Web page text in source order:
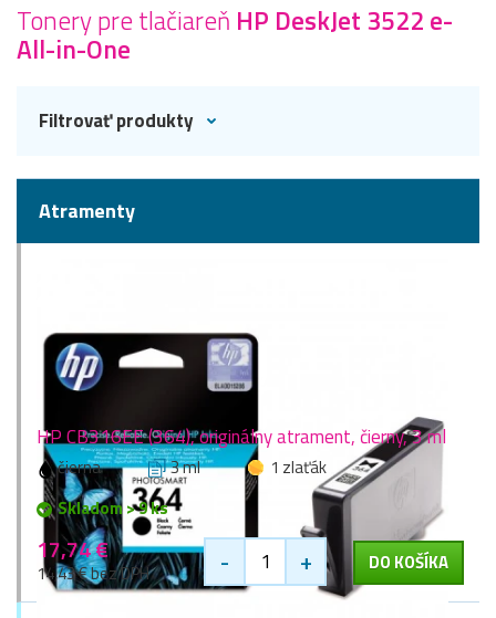
Tonery pre tlačiareň HP DeskJet 3522 e-
All-in-One
Filtrovať produkty
Atramenty
HP CB316EE (364), originálny atrament, čierny, 3 ml
čierna 3 ml
1 zlaťák
Skladom > 9 ks
17,74 €
14,43 € bez DPH - + DO KOŠÍKA